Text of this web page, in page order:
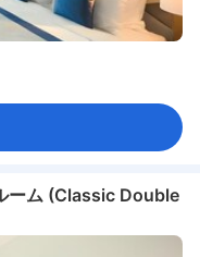
ーム (Classic Double